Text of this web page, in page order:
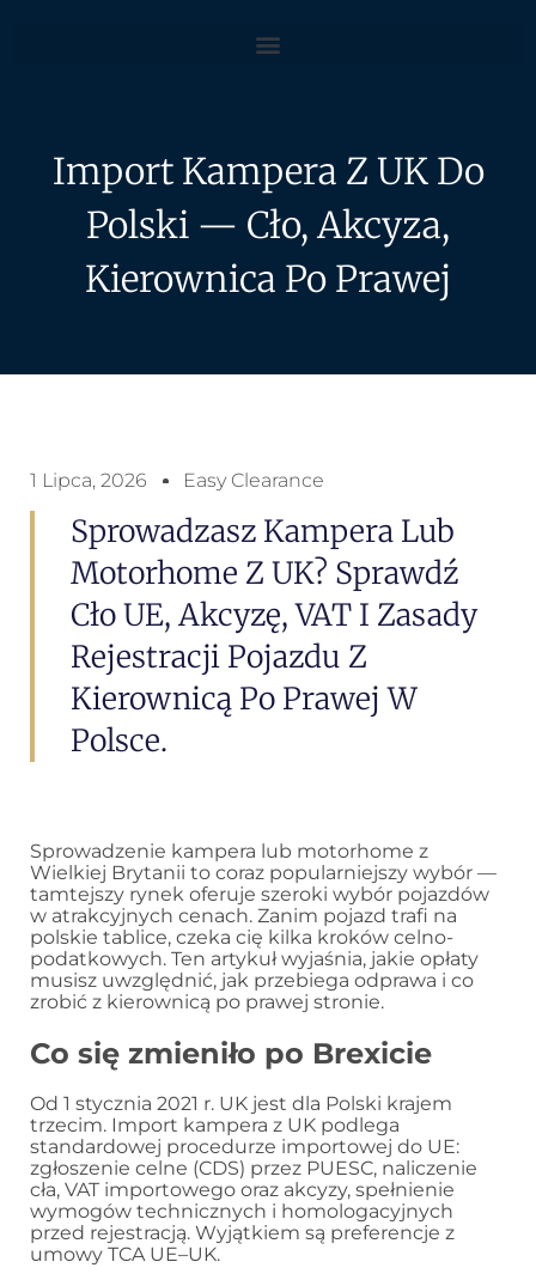
Import Kampera Z UK Do
Polski — Cło, Akcyza,
Kierownica Po Prawej
1 Lipca, 2026 Easy Clearance
Sprowadzasz Kampera Lub
Motorhome Z UK? Sprawdź
Cło UE, Akcyzę, VAT I Zasady
Rejestracji Pojazdu Z
Kierownicą Po Prawej W
Polsce.
Sprowadzenie kampera lub motorhome z
Wielkiej Brytanii to coraz popularniejszy wybór —
tamtejszy rynek oferuje szeroki wybór pojazdów
w atrakcyjnych cenach. Zanim pojazd trafi na
polskie tablice, czeka cię kilka kroków celno-
podatkowych. Ten artykuł wyjaśnia, jakie opłaty
musisz uwzględnić, jak przebiega odprawa i co
zrobić z kierownicą po prawej stronie.
Co się zmieniło po Brexicie
Od 1 stycznia 2021 r. UK jest dla Polski krajem
trzecim. Import kampera z UK podlega
standardowej procedurze importowej do UE:
zgłoszenie celne (CDS) przez PUESC, naliczenie
cła, VAT importowego oraz akcyzy, spełnienie
wymogów technicznych i homologacyjnych
przed rejestracją. Wyjątkiem są preferencje z
umowy TCA UE–UK.